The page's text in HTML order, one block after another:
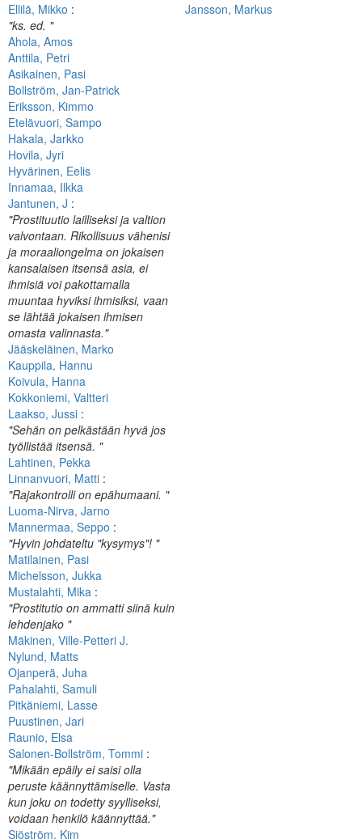
Ellilä, Mikko :
"ks. ed. "
Ahola, Amos
Anttila, Petri
Asikainen, Pasi
Bollström, Jan-Patrick
Eriksson, Kimmo
Etelävuori, Sampo
Hakala, Jarkko
Hovila, Jyri
Hyvärinen, Eelis
Innamaa, Ilkka
Jantunen, J :
"Prostituutio lailliseksi ja valtion
valvontaan. Rikollisuus vähenisi
ja moraaliongelma on jokaisen
kansalaisen itsensä asia, ei
ihmisiä voi pakottamalla
muuntaa hyviksi ihmisiksi, vaan
se lähtää jokaisen ihmisen
omasta valinnasta."
Jääskeläinen, Marko
Kauppila, Hannu
Koivula, Hanna
Kokkoniemi, Valtteri
Laakso, Jussi :
"Sehän on pelkästään hyvä jos
työllistää itsensä. "
Lahtinen, Pekka
Linnanvuori, Matti :
"Rajakontrolli on epähumaani. "
Luoma-Nirva, Jarno
Mannermaa, Seppo :
"Hyvin johdateltu "kysymys"! "
Matilainen, Pasi
Michelsson, Jukka
Mustalahti, Mika :
"Prostitutio on ammatti siinä kuin
lehdenjako "
Mäkinen, Ville-Petteri J.
Nylund, Matts
Ojanperä, Juha
Pahalahti, Samuli
Pitkäniemi, Lasse
Puustinen, Jari
Raunio, Elsa
Salonen-Bollström, Tommi :
"Mikään epäily ei saisi olla
peruste käännyttämiselle. Vasta
kun joku on todetty syylliseksi,
voidaan henkilö käännyttää."
Sjöström, Kim
Jansson, Markus